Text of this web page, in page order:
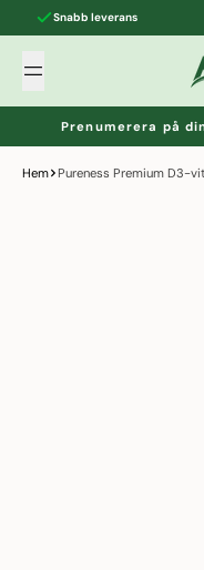
Hoppa till innehållet
Snabb leverans
Prenumerera på
Hem Pureness Premium D3-